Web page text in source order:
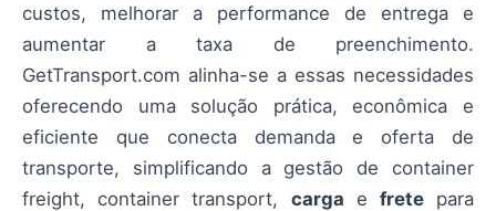
custos, melhorar a performance de entrega e
aumentar a taxa de preenchimento.
GetTransport.com alinha-se a essas necessidades
oferecendo uma solução prática, econômica e
eficiente que conecta demanda e oferta de
transporte, simplificando a gestão de container
freight, container transport, carga e fretepara